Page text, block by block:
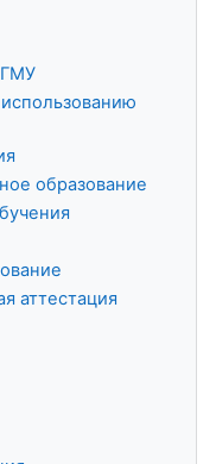
образование
аттестация